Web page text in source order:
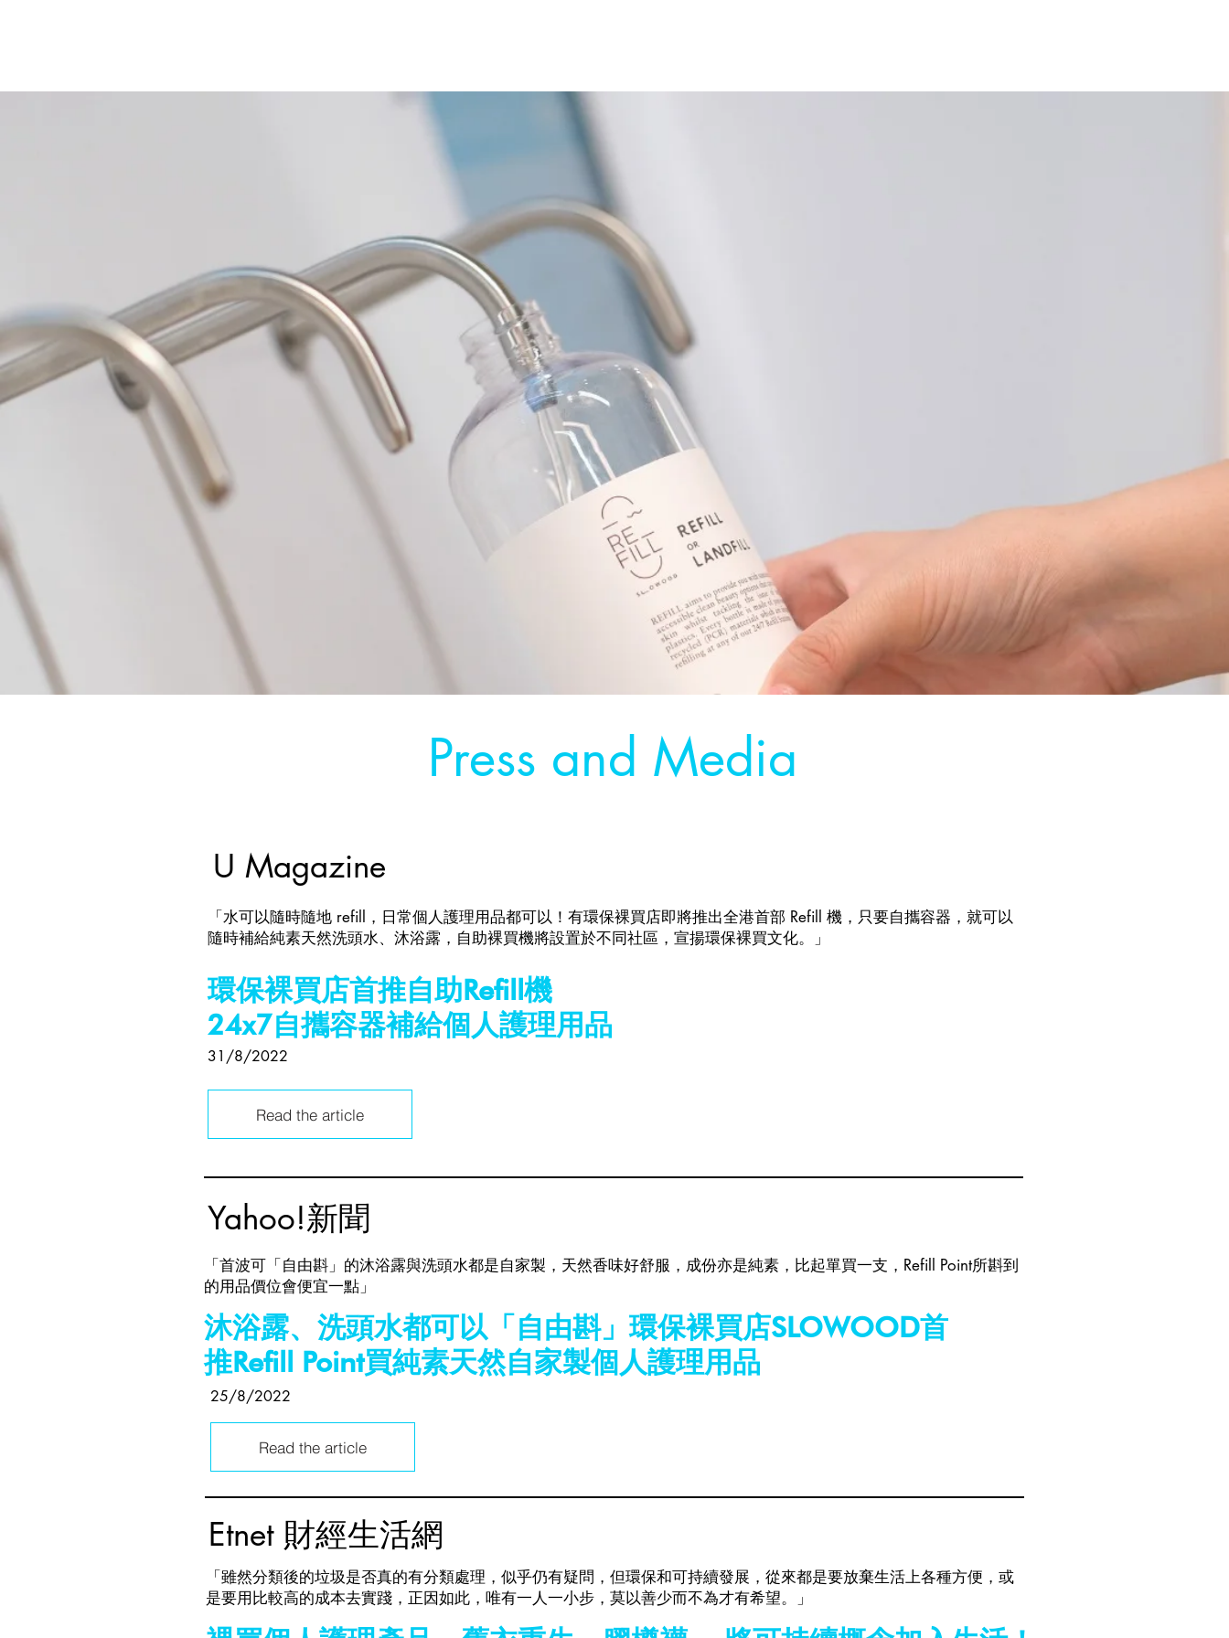
Press and Media
U Magazine
「水可以隨時隨地 refill，日常個人護理用品都可以！有環保裸買店即將推出全港首部 Refill 機，只要自攜容器，就可以
隨時補給純素天然洗頭水、沐浴露，自助裸買機將設置於不同社區，宣揚環保裸買文化。」
環保裸買店首推自助Refill機
24x7自攜容器補給個人護理用品
31/8/2022
Read the article
Yahoo!新聞
沐浴露、洗頭水都可以「自由斟」環保裸買店SLOWOOD首
推Refill Point買純素天然自家製個人護理用品
「首波可「自由斟」的沐浴露與洗頭水都是自家製，天然香味好舒服，成份亦是純素，比起單買一支，Refill Point所斟到
的用品價位會便宜一點」
25/8/2022
Read the article
Etnet 財經生活網
「雖然分類後的垃圾是否真的有分類處理，似乎仍有疑問，但環保和可持續發展，從來都是要放棄生活上各種方便，或
是要用比較高的成本去實踐，正因如此，唯有一人一小步，莫以善少而不為才有希望。」